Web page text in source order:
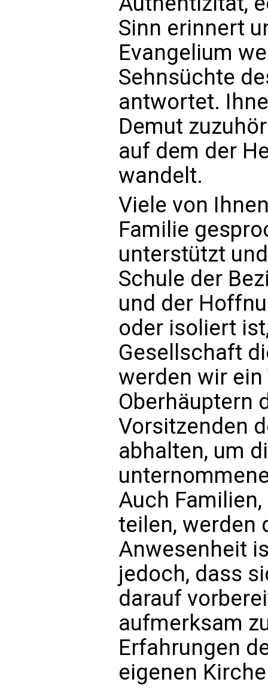
Sinn erinnert
Evangelium
Sehnsüchte
antwortet.
Demut
auf dem der
wandelt.
Viele von
Familie
unterstützt
Schule der
und der
oder isoliert
Gesellschaft
werden wir
Oberhäuptern
Vorsitzenden
abhalten, um
Auch
teilen, werden
Anwesenheit
jedoch, dass
darauf
aufmerksam
Erfahrungen
eigenen